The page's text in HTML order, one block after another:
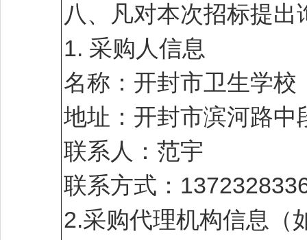
八、凡对本次招标提
1. 采购人信息
名称：开封市卫生学校
地址：开封市滨河路中
联系人：范宇
联系方式：
2.采购代理机构信息（